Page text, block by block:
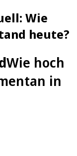
Wie
heute?
Wie hoch
in